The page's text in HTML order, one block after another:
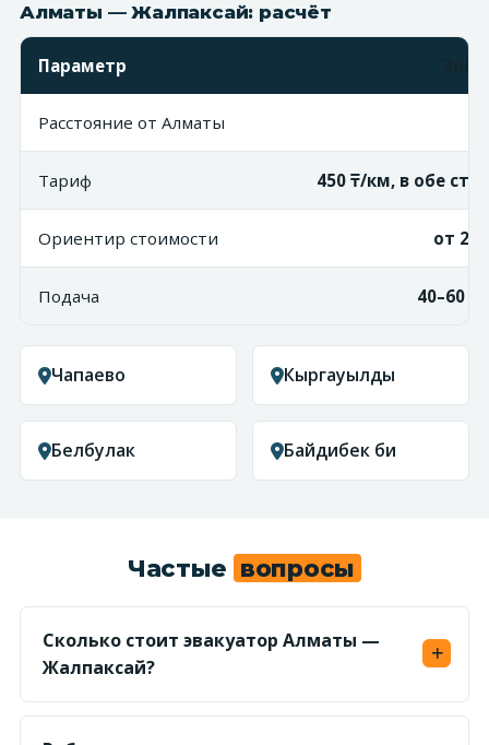
Алматы — Жалпаксай: расчёт
Параметр
Расстояние от Алматы
Тариф 450 ₸/км, в обе
Ориентир стоимости от 27
Подача 40–60
Чапаево Кыргауылды
Белбулак Байдибек би
Частые вопросы
Сколько стоит эвакуатор Алматы —
Жалпаксай?
Считаем по километражу (~30 км) в обе